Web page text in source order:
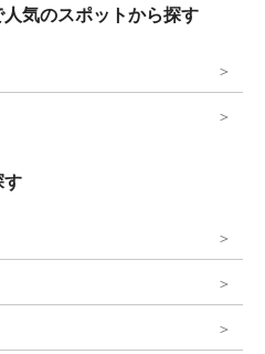
気のスポットから探す
す